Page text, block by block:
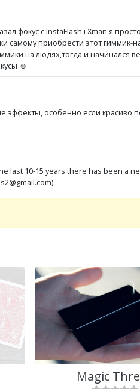
фокус с InstaFlash і Xman я
приобрести этот гиммик-
на людях,тогда и
☺
особенно если красиво
last 10-15 years there has been a
Magic